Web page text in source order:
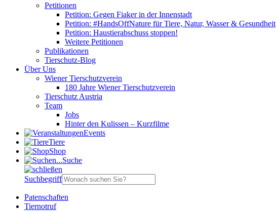
Petitionen
Petition: Gegen Fiaker in der Innenstadt
Petition: #HandsOffNature für Tiere, Natur, Wasser & Gesundheit
Petition: Haustierabschuss stoppen!
Weitere Petitionen
Publikationen
Tierschutz-Blog
Über Uns
Wiener Tierschutzverein
180 Jahre Wiener Tierschutzverein
Tierschutz Austria
Team
Jobs
Hinter den Kulissen – Kurzfilme
Events
Tiere
Shop
Suche
Suchbegriff
Patenschaften
Tiernotruf